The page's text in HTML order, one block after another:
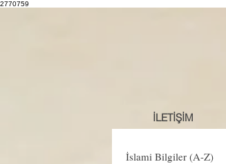
2770759
İLETİŞİM
İslami Bilgiler (A-Z)